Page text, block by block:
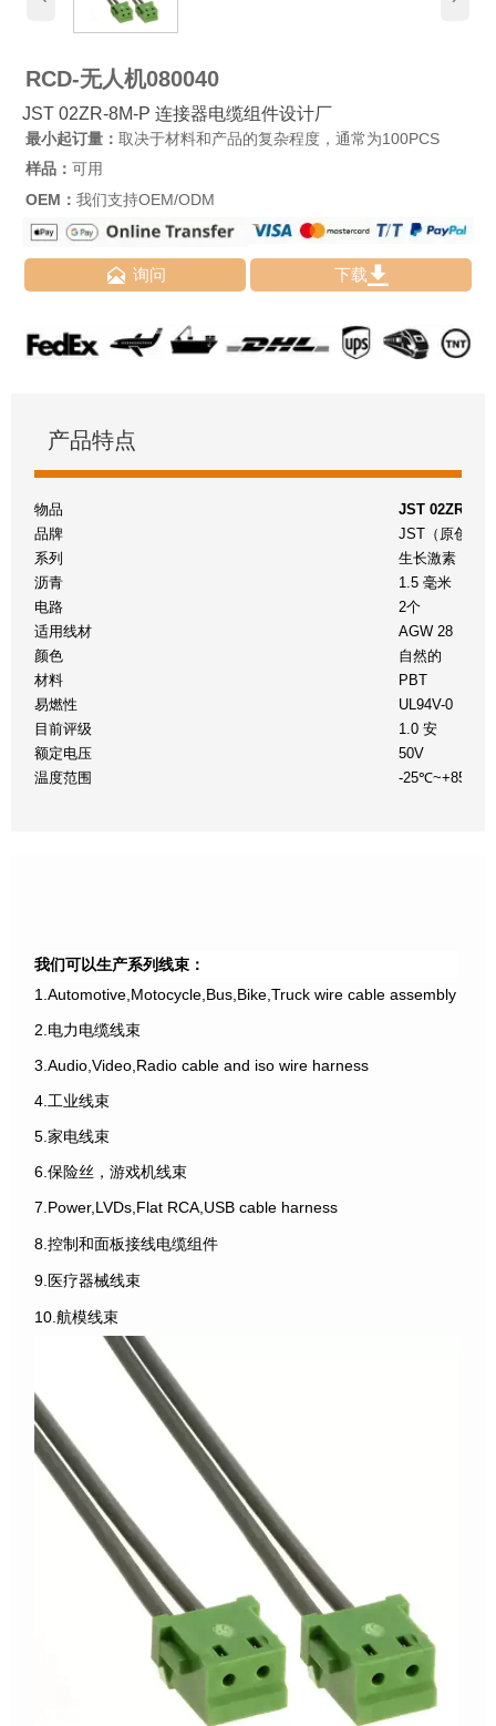
RCD-无人机080040
JST 02ZR-8M-P 连接器电缆组件设计厂
最小起订量： 取决于材料和产品的复杂程度，通常为100PCS
样品： 可用
OEM： 我们支持OEM/ODM
 询问 下载
产品特点
物品
JST 02ZR-
品牌
JST（原创）
系列
生长激素
沥青
1.5 毫米
电路
2个
适用线材
AGW 28
颜色
自然的
材料
PBT
易燃性
UL94V-0
目前评级
1.0 安
额定电压
50V
温度范围
-25℃~+85℃
我们可以生产系列线束：
1.Automotive,Motocycle,Bus,Bike,Truck wire cable assembly
2.电力电缆线束
3.Audio,Video,Radio cable and iso wire harness
4.工业线束
5.家电线束
6.保险丝，游戏机线束
7.Power,LVDs,Flat RCA,USB cable harness
8.控制和面板接线电缆组件
9.医疗器械线束
10.航模线束